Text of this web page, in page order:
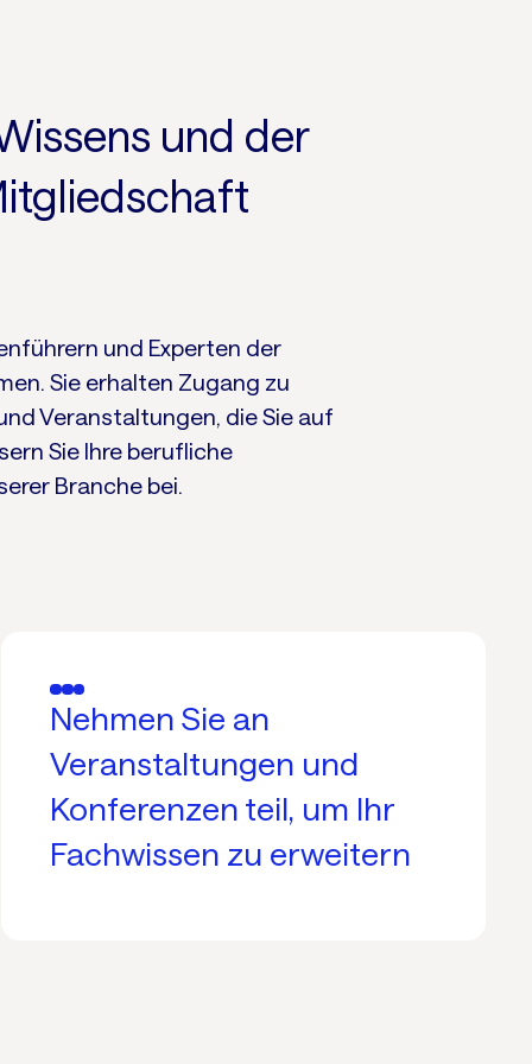
und der
und Experten der
Sie erhalten Zugang zu
Veranstaltungen, die Sie auf
Sie Ihre berufliche
Branche bei.
Nehmen Sie an
Veranstaltungen und
Konferenzen teil, um Ihr
Fachwissen zu erweitern